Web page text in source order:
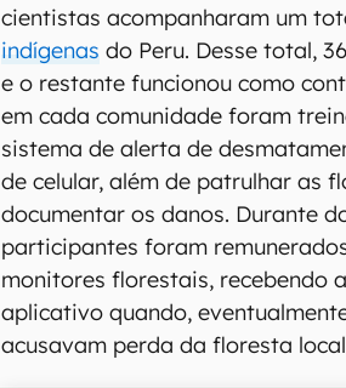
cientistas acompanharam um
indígenas do Peru. Desse total,
e o restante funcionou como
em cada comunidade foram
sistema de alerta de
de celular, além de patrulhar as
documentar os danos. Durante
participantes foram
monitores florestais, recebendo
aplicativo quando,
acusavam perda da floresta